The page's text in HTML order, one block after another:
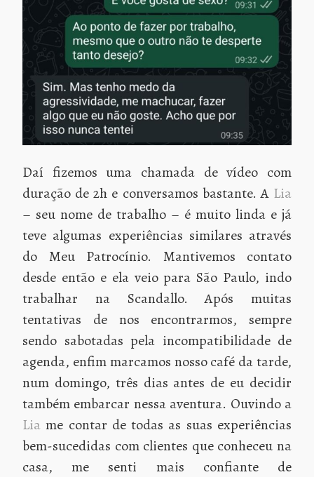
Daí fizemos uma chamada de vídeo com
duração de 2h e conversamos bastante. A Lia
– seu nome de trabalho – é muito linda e já
teve algumas experiências similares através
do Meu Patrocínio. Mantivemos contato
desde então e ela veio para São Paulo, indo
trabalhar na Scandallo. Após muitas
tentativas de nos encontrarmos, sempre
sendo sabotadas pela incompatibilidade de
agenda, enfim marcamos nosso café da tarde,
num domingo, três dias antes de eu decidir
também embarcar nessa aventura. Ouvindo a
Lia me contar de todas as suas experiências
bem-sucedidas com clientes que conheceu na
casa, me senti mais confiante de